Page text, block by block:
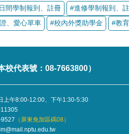
校代表號：08-7663800）
上午8:00-12:00、下午1:30-5:30
（屏東免加區碼08）